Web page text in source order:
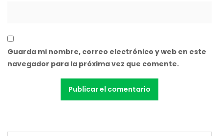
Guarda mi nombre, correo electrónico y web en este
navegador para la próxima vez que comente.